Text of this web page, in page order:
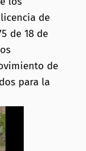
de
de 18 de
de
para la